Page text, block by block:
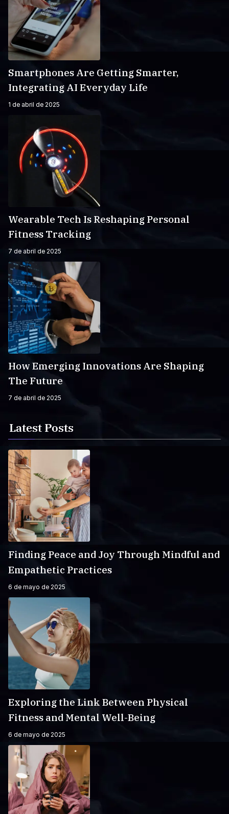
Smartphones Are Getting Smarter,
Integrating AI Everyday Life
1 de abril de 2025
Wearable Tech Is Reshaping Personal
Fitness Tracking
7 de abril de 2025
How Emerging Innovations Are Shaping
The Future
7 de abril de 2025
Latest Posts
Finding Peace and Joy Through Mindful and
Empathetic Practices
6 de mayo de 2025
Exploring the Link Between Physical
Fitness and Mental Well-Being
6 de mayo de 2025